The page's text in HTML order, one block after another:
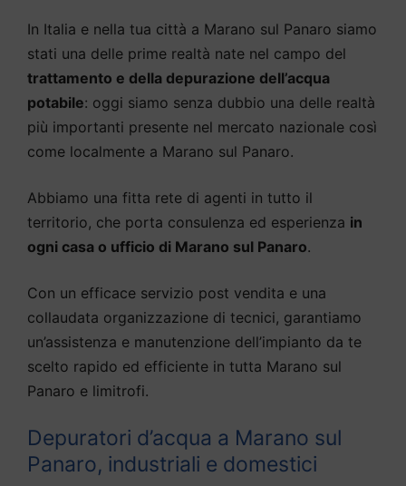
In Italia e nella tua città a Marano sul Panaro siamo
stati una delle prime realtà nate nel campo del
trattamento e della depurazione dell’acqua
potabile: oggi siamo senza dubbio una delle realtà
più importanti presente nel mercato nazionale così
come localmente a Marano sul Panaro.
Abbiamo una fitta rete di agenti in tutto il
territorio, che porta consulenza ed esperienza in
ogni casa o ufficio di Marano sul Panaro.
Con un efficace servizio post vendita e una
collaudata organizzazione di tecnici, garantiamo
un’assistenza e manutenzione dell’impianto da te
scelto rapido ed efficiente in tutta Marano sul
Panaro e limitrofi.
Depuratori d’acqua a Marano sul
Panaro, industriali e domestici